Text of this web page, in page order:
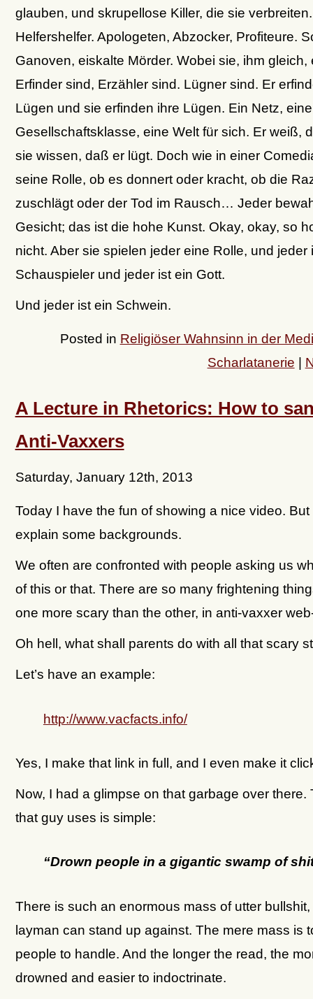
glauben, und skrupellose Killer, die sie
Helfershelfer. Apologeten, Abzocker, Profiteure.
Ganoven, eiskalte Mörder. Wobei sie, ihm gleich,
Erfinder sind, Erzähler sind. Lügner sind. Er
Lügen und sie erfinden ihre Lügen. Ein Netz, eine
Gesellschaftsklasse, eine Welt für sich. Er weiß,
sie wissen, daß er lügt. Doch wie in einer
seine Rolle, ob es donnert oder kracht, ob die
zuschlägt oder der Tod im Rausch… Jeder
Gesicht; das ist die hohe Kunst. Okay, okay, so
nicht. Aber sie spielen jeder eine Rolle, und jeder
Schauspieler und jeder ist ein Gott.
Und jeder ist ein Schwein.
Posted in Religiöser Wahnsinn in der
Scharlatanerie |
A Lecture in Rhetorics: How to
Anti-Vaxxers
Saturday, January 12th, 2013
Today I have the fun of showing a nice video. But
explain some backgrounds.
We often are confronted with people asking us
of this or that. There are so many frightening
one more scary than the other, in anti-vaxxer
Oh hell, what shall parents do with all that scary
Let’s have an example:
http://www.vacfacts.info/
Yes, I make that link in full, and I even make it
Now, I had a glimpse on that garbage over there.
that guy uses is simple:
“Drown people in a gigantic swamp of
There is such an enormous mass of utter
layman can stand up against. The mere mass is
people to handle. And the longer the read, the
drowned and easier to indoctrinate.